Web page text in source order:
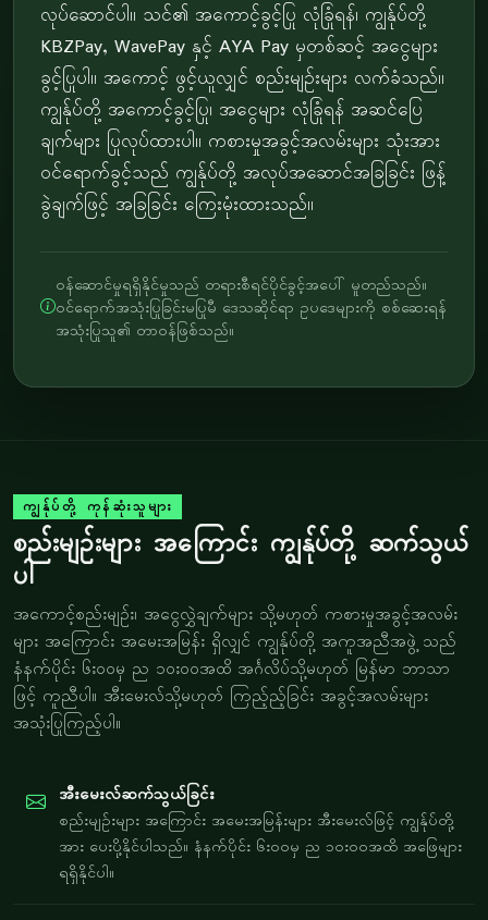
လုပ်ဆောင်ပါ။ သင်၏ အကောင့်ခွင့်ပြု လုံခြုံရန်၊ ကျွန်ုပ်တို့
KBZPay, WavePay နှင့် AYA Pay မှတစ်ဆင့် အငွေများ
ခွင့်ပြုပါ။ အကောင့် ဖွင့်ယူလျှင် စည်းမျဉ်းများ လက်ခံသည်။
ကျွန်ုပ်တို့ အကောင့်ခွင့်ပြု၊ အငွေများ လုံခြုံရန် အဆင်ပြေ
ချက်များ ပြုလုပ်ထားပါ။ ကစားမှုအခွင့်အလမ်းများ သုံးအား
ဝင်ရောက်ခွင့်သည် ကျွန်ုပ်တို့ အလုပ်အဆောင်အခြခြင်း ဖြန့်
ခွဲချက်ဖြင့် အခြခြင်း ကြေးမုံးထားသည်။
ဝန်ဆောင်မှုရရှိနိုင်မှုသည် တရားစီရင်ပိုင်ခွင့်အပေါ် မူတည်သည်။
ဝင်ရောက်အသုံးပြုခြင်းမပြုမီ ဒေသဆိုင်ရာ ဥပဒေများကို စစ်ဆေးရန်
အသုံးပြုသူ၏ တာဝန်ဖြစ်သည်။
ကျွန်ုပ်တို့ ကုန်ဆုံးသူများ
စည်းမျဉ်းများ အကြောင်း ကျွန်ုပ်တို့ ဆက်သွယ်
ပါ
အကောင့်စည်းမျဉ်း၊ အငွေလွှဲချက်များ သို့မဟုတ် ကစားမှုအခွင့်အလမ်း
များ အကြောင်း အမေးအမြန်း ရှိလျှင် ကျွန်ုပ်တို့ အကူအညီအဖွဲ့ သည်
နံနက်ပိုင်း ၆း၀၀မှ ည ၁၀း၀၀အထိ အင်္ဂလိပ်သို့မဟုတ် မြန်မာ ဘာသာ
ဖြင့် ကူညီပါ။ အီးမေးလ်သို့မဟုတ် ကြည့်ည့်ခြင်း အခွင့်အလမ်းများ
အသုံးပြုကြည့်ပါ။
အီးမေးလ်ဆက်သွယ်ခြင်း
စည်းမျဉ်းများ အကြောင်း အမေးအမြန်းများ အီးမေးလ်ဖြင့် ကျွန်ုပ်တို့
အား ပေးပို့နိုင်ပါသည်။ နံနက်ပိုင်း ၆း၀၀မှ ည ၁၀း၀၀အထိ အဖြေများ
ရရှိနိုင်ပါ။